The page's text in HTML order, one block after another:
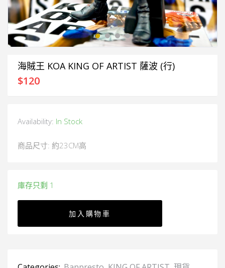
海賊王 KOA KING OF ARTIST 薩波 (行)
$120
Availability: In Stock
商品尺寸: 約23CM高
庫存只剩 1
加入購物車